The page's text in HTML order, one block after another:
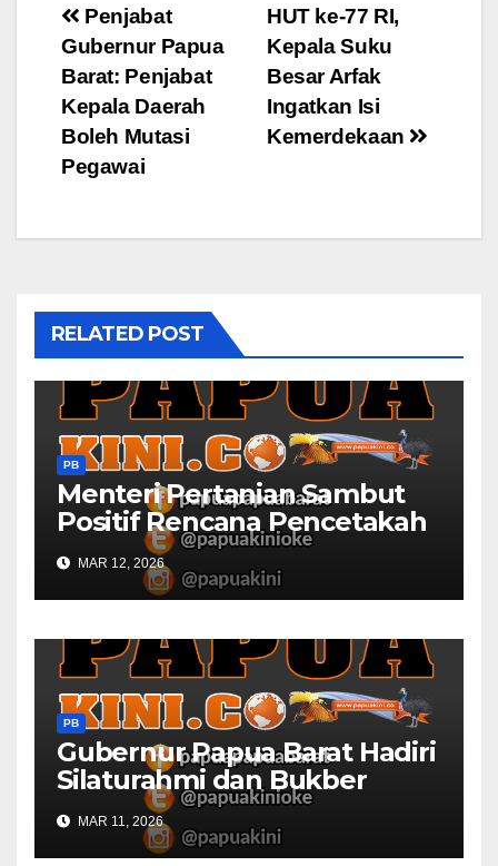
Post
navigation
HUT ke-77 RI,
Kepala Suku
Besar Arfak
Ingatkan Isi
Kemerdekaan
Penjabat
Gubernur Papua
Barat: Penjabat
Kepala Daerah
Boleh Mutasi
Pegawai
RELATED POST
PB
Menteri Pertanian Sambut
Positif Rencana Pencetakah
Sawah dan Ladang di Papua
Barat
MAR 12, 2026
PB
Gubernur Papua Barat Hadiri
Silaturahmi dan Bukber
Bersama DPR RI dan
Mendagri di IPDN
MAR 11, 2026